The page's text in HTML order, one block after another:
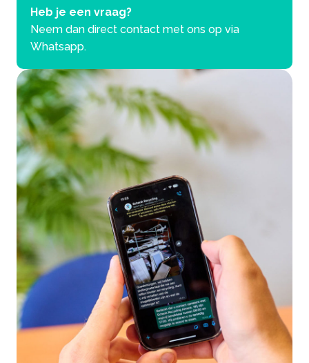
Heb je een vraag?
Neem dan direct contact met ons op via
Whatsapp.